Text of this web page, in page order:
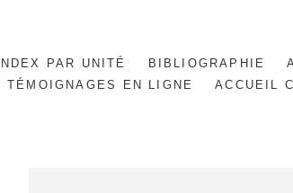
INDEX PAR UNITÉ BIBLIOGRAPHIE
TÉMOIGNAGES EN LIGNE
ACCUEIL